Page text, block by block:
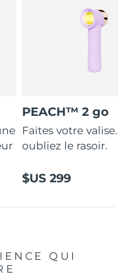
PEACH™ 2 go
Faites votre
oubliez le rasoir.
$US 299
QUI